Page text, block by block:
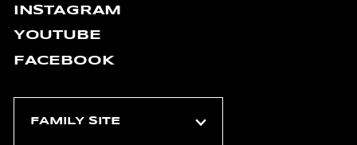
INSTAGRAM
YOUTUBE
FACEBOOK